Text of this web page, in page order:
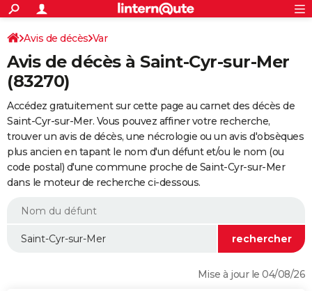
ACTUALITÉS
Politique
Société
Faits Divers
Education
Monde
Villes
+
SPORT
Coupe du monde 2026
Football
Tennis
Cyclisme
Rugby
Forum
FINANCE
Retraite
Impôts
Epargne
Immobilier
Risques naturels par ville
Banque
Assurance
Crédit
Essais
Réserver un essai
Citadines
Berlines
SUV
Forum auto
+
HIGH-TECH
Mobiles
Meilleur smartphone
Internet
Ordinateurs
Jeux vidéo
Guide high-tech
+
BRICOLAGE
Forum
Aménagement intérieur
Extérieur
Cuisine
Salle de bains
Jardinage
Rangement
WEEK-END
Guides de France
Escapades
Patrimoine
Expositions
Musées
Week-end nature
LIFESTYLE
Avis de décès Var
Avis de décès à Saint-Cyr-sur-Mer
(83270)
Accédez gratuitement sur cette page au carnet des décès de
Saint-Cyr-sur-Mer. Vous pouvez affiner votre recherche,
trouver un avis de décès, une nécrologie ou un avis d'obsèques
plus ancien en tapant le nom d'un défunt et/ou le nom (ou
code postal) d'une commune proche de Saint-Cyr-sur-Mer
dans le moteur de recherche ci-dessous.
Mise à jour le 04/08/26